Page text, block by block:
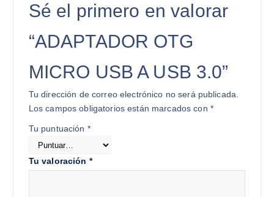
Sé el primero en valorar
“ADAPTADOR OTG
MICRO USB A USB 3.0”
Tu dirección de correo electrónico no será publicada.
Los campos obligatorios están marcados con *
Tu puntuación *
Tu valoración *